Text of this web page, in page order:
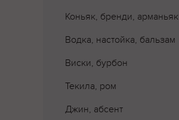
Коньяк, бренди, арманьяк
Водка, настойка, бальзам
Виски, бурбон
Текила, ром
Джин, абсент